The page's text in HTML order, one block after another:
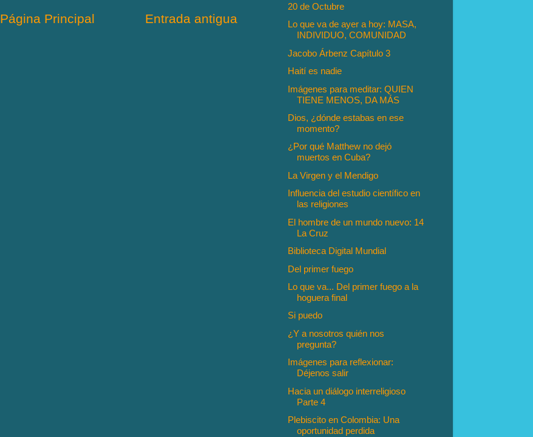
Entrada antigua
Página Principal
20 de Octubre
Lo que va de ayer a hoy: MASA,
INDIVIDUO, COMUNIDAD
Jacobo Árbenz Capítulo 3
Haití es nadie
Imágenes para meditar: QUIEN
TIENE MENOS, DA MÁS
Dios, ¿dónde estabas en ese
momento?
¿Por qué Matthew no dejó
muertos en Cuba?
La Virgen y el Mendigo
Influencia del estudio científico en
las religiones
El hombre de un mundo nuevo: 14
La Cruz
Biblioteca Digital Mundial
Del primer fuego
Lo que va... Del primer fuego a la
hoguera final
Si puedo
¿Y a nosotros quién nos
pregunta?
Imágenes para reflexionar:
Déjenos salir
Hacia un diálogo interreligioso
Parte 4
Plebiscito en Colombia: Una
oportunidad perdida